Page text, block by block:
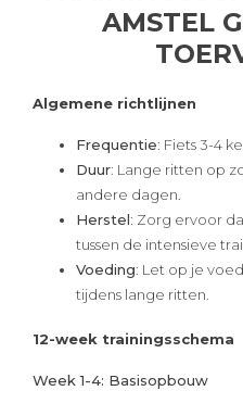
AMSTEL
Algemene richtlijnen
Frequentie: Fiets 3-4
Duur: Lange ritten op
andere dagen.
Herstel: Zorg ervoor
tussen de intensieve
Voeding: Let op je
tijdens lange ritten.
12-week trainingsschema
Week 1-4: Basisopbouw